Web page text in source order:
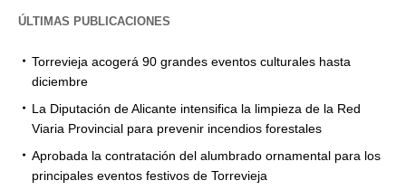
ÚLTIMAS PUBLICACIONES
Torrevieja acogerá 90 grandes eventos culturales hasta
diciembre
La Diputación de Alicante intensifica la limpieza de la Red
Viaria Provincial para prevenir incendios forestales
Aprobada la contratación del alumbrado ornamental para los
principales eventos festivos de Torrevieja